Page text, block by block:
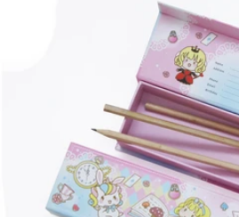
Cari marvel legends
Cari hot wheels
Cari kiddy fun
Cari tobot
Cari gel blaster
Cari thomas
Cari blaster
Cari fuggler
Cari rolife